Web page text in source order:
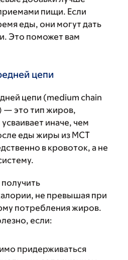
пищи. Если
еды, они могут дать
Это поможет вам
цепи
цепи (medium chain
— это тип жиров,
иначе, чем
еды жиры из МСТ
в кровоток, а не
не превышая при
потребления жиров.
если:
придерживаться